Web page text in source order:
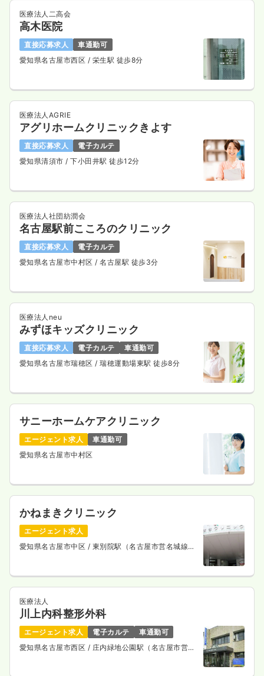
医療法人二高会
高木医院
直接応募求人
車通勤可
愛知県名古屋市西区 / 栄生駅 徒歩8分
医療法人AGRIE
アグリホームクリニックきよす
直接応募求人
電子カルテ
愛知県清須市 / 下小田井駅 徒歩12分
医療法人社団紡潤会
名古屋駅前こころのクリニック
直接応募求人
電子カルテ
愛知県名古屋市中村区 / 名古屋駅 徒歩3分
医療法人neu
みずほキッズクリニック
直接応募求人 電子カルテ
車通勤可
愛知県名古屋市瑞穂区 / 瑞穂運動場東駅 徒歩8分
サニーホームケアクリニック
エージェント求人
車通勤可
愛知県名古屋市中村区
かねまきクリニック
エージェント求人
愛知県名古屋市中区 / 東別院駅（名古屋市営名城線）
医療法人
川上内科整形外科
エージェント求人 電子カルテ
車通勤可
愛知県名古屋市西区 / 庄内緑地公園駅（名古屋市営鶴